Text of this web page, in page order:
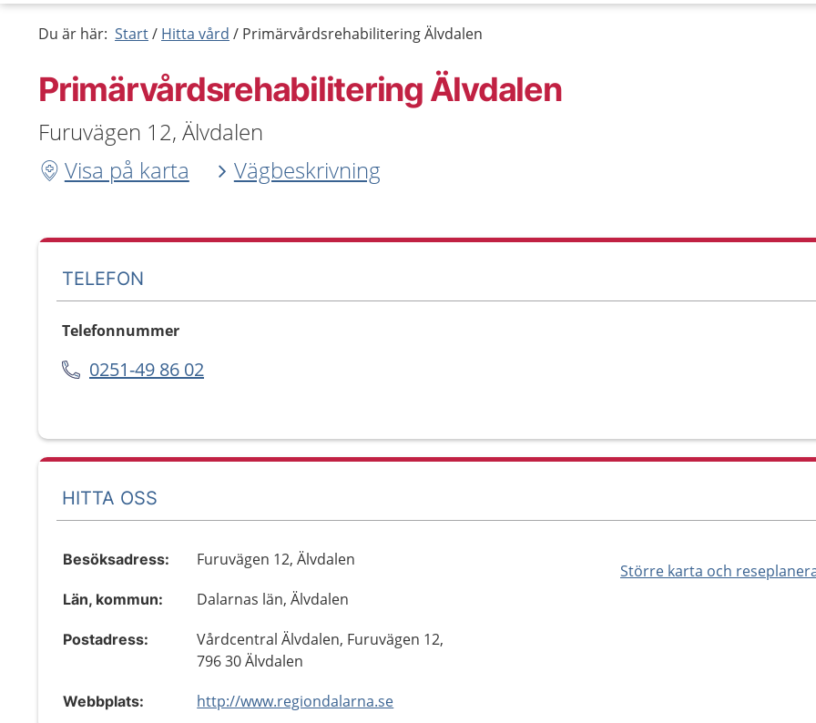
Du är här: Start Hitta vård Primärvårdsrehabilitering Älvdalen
Primärvårdsrehabilitering Älvdalen
Furuvägen 12, Älvdalen
Visa på karta
Vägbeskrivning
TELEFON
Telefonnummer
0251-49 86 02
HITTA OSS
Större karta och
Besöksadress: Furuvägen 12, Älvdalen
Län, kommun: Dalarnas län, Älvdalen
Postadress:
Vårdcentral Älvdalen, Furuvägen 12,
796 30 Älvdalen
Webbplats: http://www.regiondalarna.se